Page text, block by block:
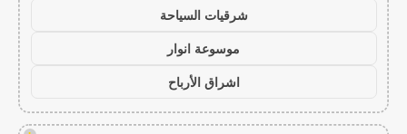
شرقيات السياحة
موسوعة انوار
اشراق الأرباح